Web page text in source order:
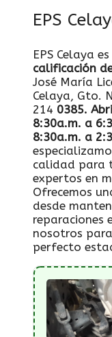
EPS
EPS Celaya
calificación
José María
Celaya, Gto.
214 0385.
8:30a.m. a
8:30a.m. a 2:
calidad para
expertos en
Ofrecemos
desde
reparaciones
nosotros
perfecto